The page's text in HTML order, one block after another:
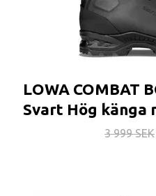
LOWA COMBAT
Svart Hög känga
3 999 SEK